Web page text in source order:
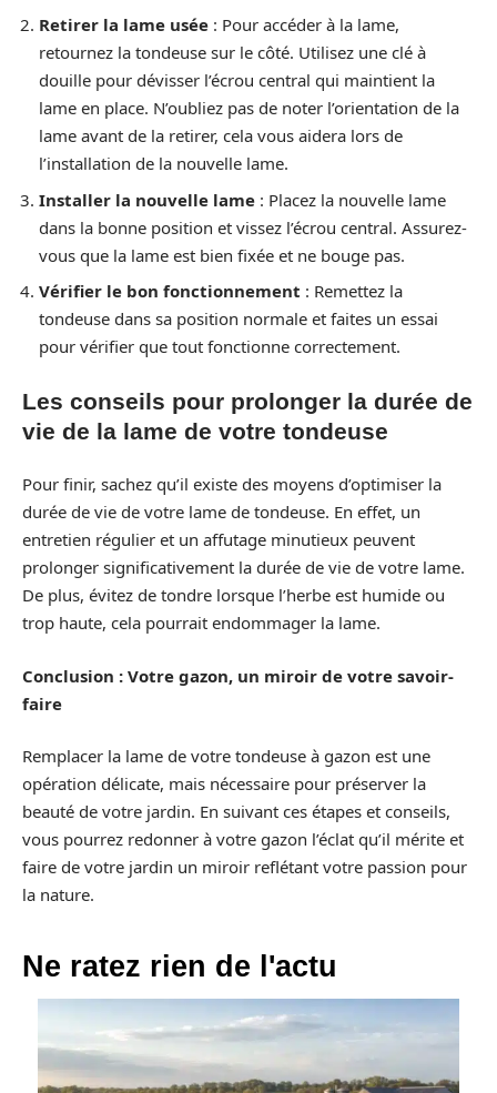
Retirer la lame usée : Pour accéder à la lame,
retournez la tondeuse sur le côté. Utilisez une clé à
douille pour dévisser l’écrou central qui maintient la
lame en place. N’oubliez pas de noter l’orientation de la
lame avant de la retirer, cela vous aidera lors de
l’installation de la nouvelle lame.
Installer la nouvelle lame : Placez la nouvelle lame
dans la bonne position et vissez l’écrou central. Assurez-
vous que la lame est bien fixée et ne bouge pas.
Vérifier le bon fonctionnement : Remettez la
tondeuse dans sa position normale et faites un essai
pour vérifier que tout fonctionne correctement.
Les conseils pour prolonger la durée de
vie de la lame de votre tondeuse
Pour finir, sachez qu’il existe des moyens d’optimiser la
durée de vie de votre lame de tondeuse. En effet, un
entretien régulier et un affutage minutieux peuvent
prolonger significativement la durée de vie de votre lame.
De plus, évitez de tondre lorsque l’herbe est humide ou
trop haute, cela pourrait endommager la lame.
Conclusion : Votre gazon, un miroir de votre savoir-
faire
Remplacer la lame de votre tondeuse à gazon est une
opération délicate, mais nécessaire pour préserver la
beauté de votre jardin. En suivant ces étapes et conseils,
vous pourrez redonner à votre gazon l’éclat qu’il mérite et
faire de votre jardin un miroir reflétant votre passion pour
la nature.
Ne ratez rien de l'actu